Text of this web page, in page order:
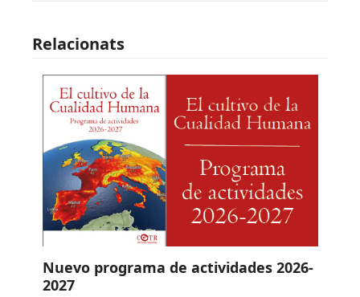
Relacionats
Nuevo programa de actividades 2026-
2027